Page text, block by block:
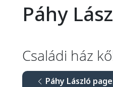
Páhy
Családi ház
Páhy László